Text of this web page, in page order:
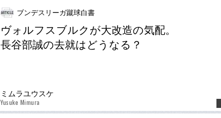
ブンデスリーガ蹴球白書
ヴォルフスブルクが大改造の気配。
長谷部誠の去就はどうなる？
ミムラユウスケ
Yusuke Mimura